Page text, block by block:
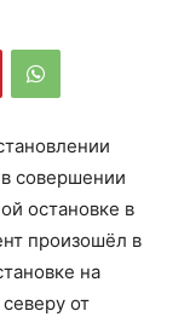
совершении
остановке в
произошёл в
на
от